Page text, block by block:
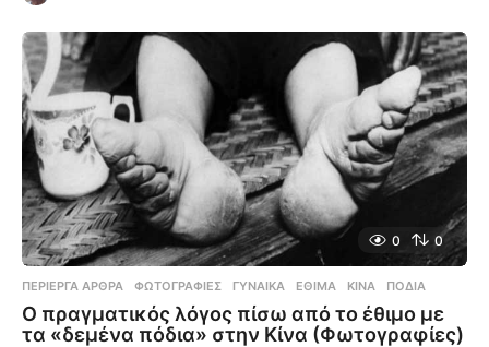
0 0
ΠΕΡΊΕΡΓΑ ΆΡΘΡΑ ,ΦΩΤΟΓΡΑΦΊΕΣ ΓΥΝΑΊΚΑ ,ΈΘΙΜΑ ,ΚΊΝΑ ,ΠΌΔΙΑ
Ο πραγματικός λόγος πίσω από το έθιμο με
τα «δεμένα πόδια» στην Κίνα (Φωτογραφίες)